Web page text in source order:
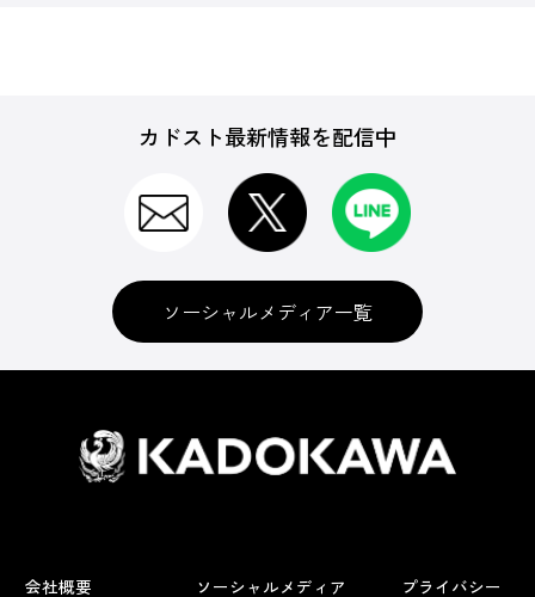
カドスト最新情報を配信中
ソーシャルメディア一覧
会社概要 ソーシャルメディア プライバシー